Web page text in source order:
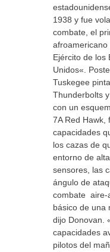
1938 y fue
combate, el
afroamericano
Ejército de los
Unidos«.
Tuskegee
Thunderbolts
con un
7A Red Hawk,
capacidades
los cazas de
entorno de
sensores, las
ángulo de
combate aire-
básico de una
dijo Donovan.
capacidades
pilotos del